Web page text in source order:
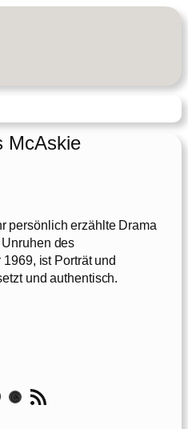
McAskie
persönlich erzählte Drama
des
ist Porträt und
und authentisch.
Threads RSS-Feed